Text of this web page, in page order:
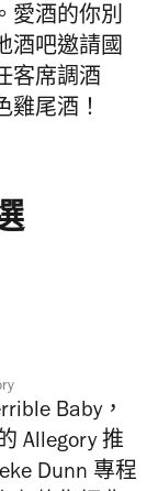
愛酒的你別
酒吧邀請國
客席調酒
雞尾酒！
Baby，
Allegory 推
Dunn 專程